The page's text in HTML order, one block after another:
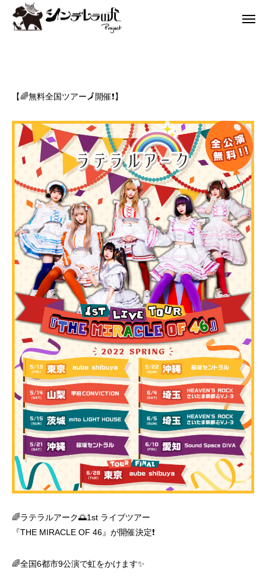
【🌈無料全国ツアー🗾開催❗】
🌈ラテラルアーク🌅1st ライブツアー
『THE MIRACLE OF 46』が開催決定❗
🌈全国6都市9公演で虹をかけます✨